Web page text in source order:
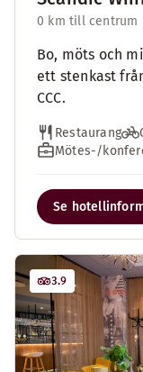
0 km till centrum
Bo, möts och
ett stenkast
CCC.
Restaurang
Mötes-/
Se
3.9